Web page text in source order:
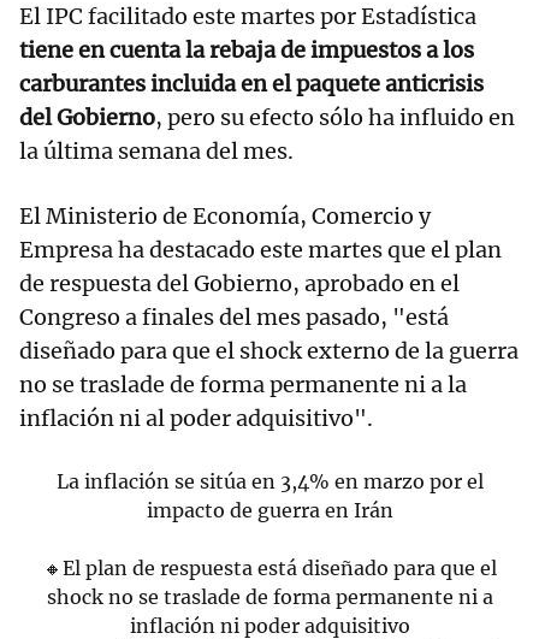
El IPC facilitado este martes por Estadística
tiene en cuenta la rebaja de impuestos a los
carburantes incluida en el paquete anticrisis
del Gobierno, pero su efecto sólo ha influido en
la última semana del mes.
El Ministerio de Economía, Comercio y
Empresa ha destacado este martes que el plan
de respuesta del Gobierno, aprobado en el
Congreso a finales del mes pasado, "está
diseñado para que el shock externo de la guerra
no se traslade de forma permanente ni a la
inflación ni al poder adquisitivo".
La inflación se sitúa en 3,4% en marzo por el
impacto de guerra en Irán
🔸El plan de respuesta está diseñado para que el
shock no se traslade de forma permanente ni a
inflación ni poder adquisitivo